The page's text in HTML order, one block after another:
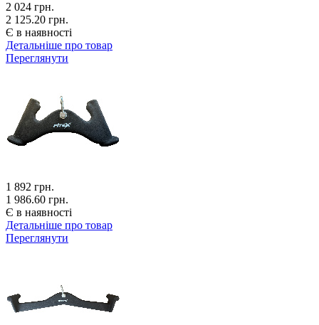
2 024 грн.
2 125.20 грн.
Є в наявності
Детальніше про товар
Переглянути
1 892 грн.
1 986.60 грн.
Є в наявності
Детальніше про товар
Переглянути